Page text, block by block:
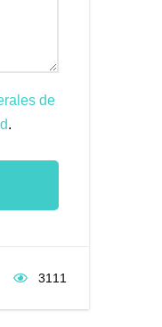
de
.
3111